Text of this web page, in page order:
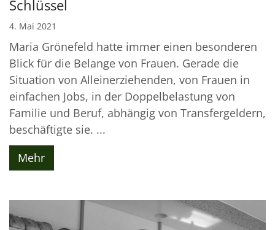
Schlüssel
4. Mai 2021
Maria Grönefeld hatte immer einen besonderen
Blick für die Belange von Frauen. Gerade die
Situation von Alleinerziehenden, von Frauen in
einfachen Jobs, in der Doppelbelastung von
Familie und Beruf, abhängig von Transfergeldern,
beschäftigte sie. ...
Mehr